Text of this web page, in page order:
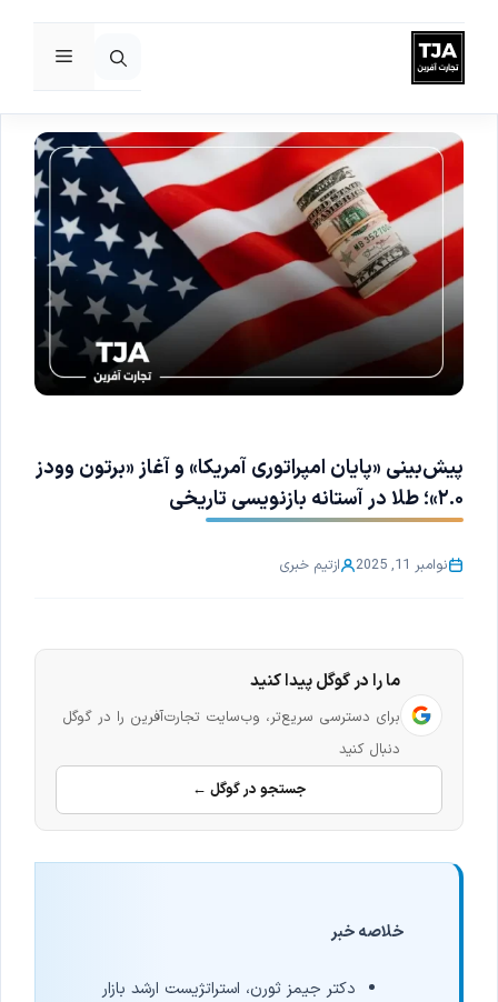
پرش
به
محتوا
فهرست
پیش‌بینی «پایان امپراتوری آمریکا» و آغاز «برتون وودز
۲.۰»؛ طلا در آستانه بازنویسی تاریخی
نوامبر 11, 2025 ازتیم خبری
ما را در گوگل پیدا کنید
برای دسترسی سریع‌تر، وب‌سایت تجارت‌آفرین را در گوگل
دنبال کنید
جستجو در گوگل ←
خلاصه خبر
دکتر جیمز ثورن، استراتژیست ارشد بازار